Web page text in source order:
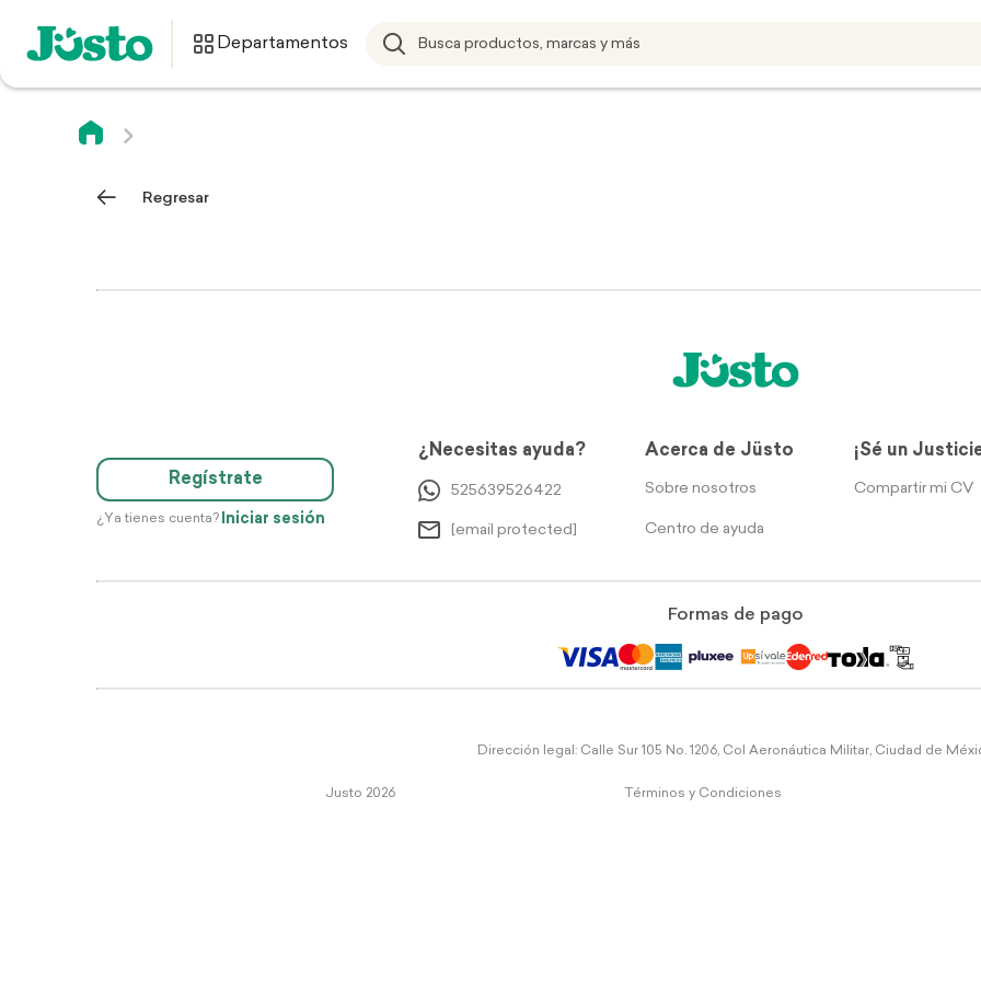
Departamentos
Regresar
Regístrate
¿Ya tienes cuenta? Iniciar sesión
¿Necesitas ayuda?
525639526422
[email protected]
Acerca de Jüsto
Sobre nosotros
Centro de ayuda
¡Sé un
Compartir mi CV
Formas de pago
Dirección legal: Calle Sur 105 No. 1206, Col Aeronáutica Militar, Ciudad de
Justo 2026 Términos y Condiciones